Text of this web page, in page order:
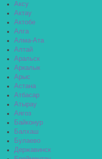
Аксу
Актау
Актобе
Алга
Алма-Ата
Алтай
Аральск
Аркалык
Арыс
Астана
Атбасар
Атырау
Аягоз
Байконур
Балхаш
Булаево
Державинск